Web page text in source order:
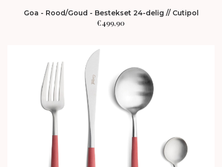
Goa - Rood/Goud - Bestekset 24-delig // Cutipol
€499,90